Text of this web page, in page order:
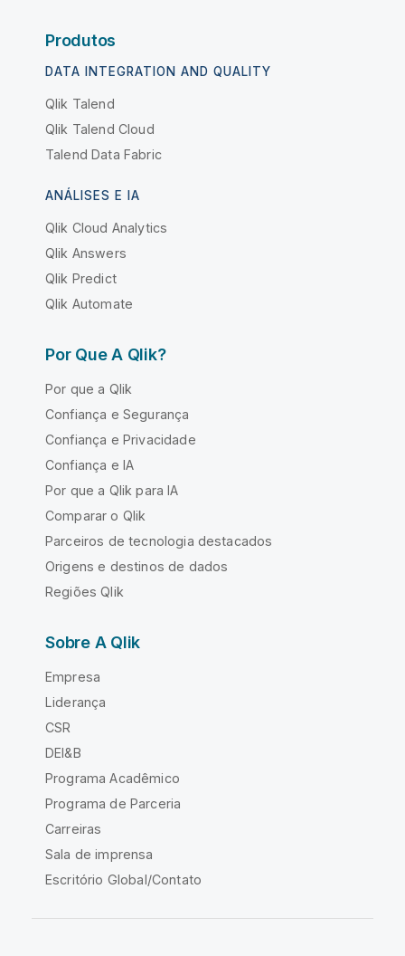
Produtos
DATA INTEGRATION AND QUALITY
Qlik Talend
Qlik Talend Cloud
Talend Data Fabric
ANÁLISES E IA
Qlik Cloud Analytics
Qlik Answers
Qlik Predict
Qlik Automate
Por Que A Qlik?
Por que a Qlik
Confiança e Segurança
Confiança e Privacidade
Confiança e IA
Por que a Qlik para IA
Comparar o Qlik
Parceiros de tecnologia destacados
Origens e destinos de dados
Regiões Qlik
Sobre A Qlik
Empresa
Liderança
CSR
DEI&B
Programa Acadêmico
Programa de Parceria
Carreiras
Sala de imprensa
Escritório Global/Contato